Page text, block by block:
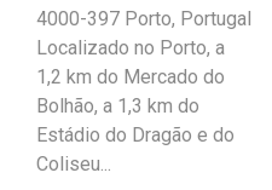
4000-397 Porto, Portugal
Localizado no Porto, a
1,2 km do Mercado do
Bolhão, a 1,3 km do
Estádio do Dragão e do
Coliseu...